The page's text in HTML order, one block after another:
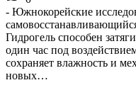
- Южнокорейские
Гидрогель способен
один час под
сохраняет влажность и
новых…